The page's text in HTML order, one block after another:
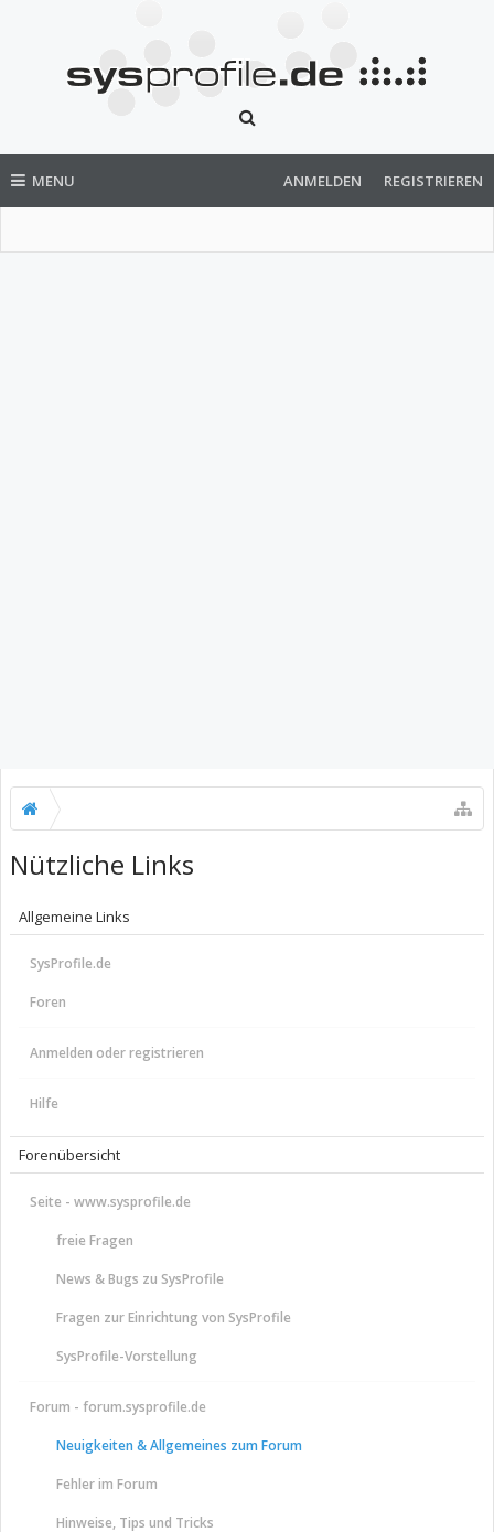
MENU ANMELDEN REGISTRIEREN
Nützliche Links
Allgemeine Links
SysProfile.de
Foren
Anmelden oder registrieren
Hilfe
Forenübersicht
Seite - www.sysprofile.de
freie Fragen
News & Bugs zu SysProfile
Fragen zur Einrichtung von SysProfile
SysProfile-Vorstellung
Forum - forum.sysprofile.de
Neuigkeiten & Allgemeines zum Forum
Fehler im Forum
Hinweise, Tips und Tricks